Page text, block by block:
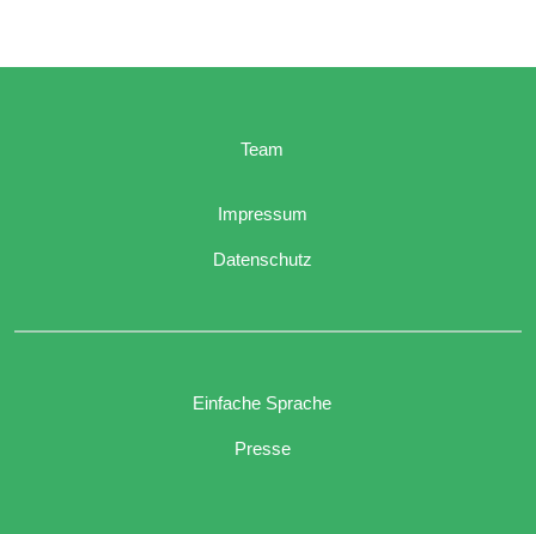
Team
Impressum
Datenschutz
Einfache Sprache
Presse